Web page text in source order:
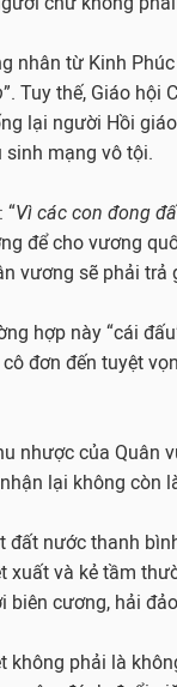
nhân từ Kinh
”. Tuy thế, Giáo hội
lại người Hồi
sinh mạng vô tội.
“Vì các con đong
để cho vương
vương sẽ phải trả
hợp này “cái
đơn đến tuyệt
nhược của Quân
nhận lại không còn
đất nước thanh
xuất và kẻ tầm
biên cương, hải
không phải là